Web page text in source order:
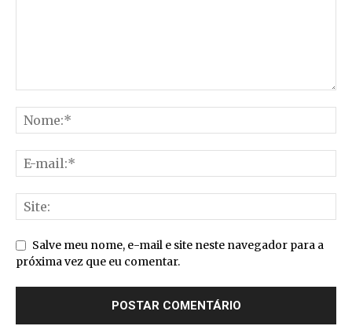
Salve meu nome, e-mail e site neste navegador para a
próxima vez que eu comentar.